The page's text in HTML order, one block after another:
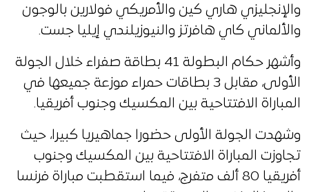
والإنجليزي هاري كين والأمريكي فولارين بالوجون
والألماني كاي هافرتز والنيوزيلندي إيليا جست.
وأشهر حكام البطولة 41 بطاقة صفراء خلال الجولة
الأولى، مقابل 3 بطاقات حمراء موزعة جميعها في
المباراة الافتتاحية بين المكسيك وجنوب أفريقيا.
وشهدت الجولة الأولى حضورا جماهيريا كبيرا، حيث
تجاوزت المباراة الافتتاحية بين المكسيك وجنوب
أفريقيا 80 ألف متفرج، فيما استقطبت مباراة فرنسا